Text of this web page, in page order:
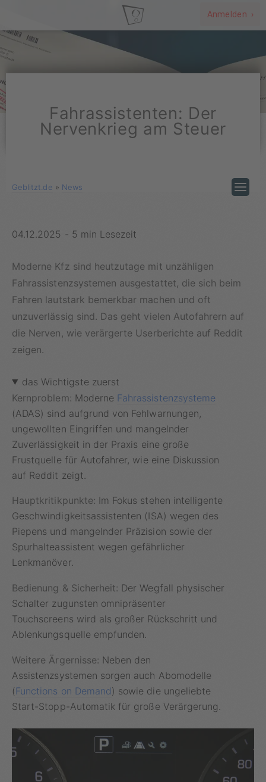
Anmelden ›
Fahrassistenten: Der
Nervenkrieg am Steuer
Geblitzt.de » News
04.12.2025 - 5 min Lesezeit
Moderne Kfz sind heutzutage mit unzähligen
Fahrassistenzsystemen ausgestattet, die sich beim
Fahren lautstark bemerkbar machen und oft
unzuverlässig sind. Das geht vielen Autofahrern auf
die Nerven, wie verärgerte Userberichte auf Reddit
zeigen.
das Wichtigste zuerst
Kernproblem: Moderne Fahrassistenzsysteme
(ADAS) sind aufgrund von Fehlwarnungen,
ungewollten Eingriffen und mangelnder
Zuverlässigkeit in der Praxis eine große
Frustquelle für Autofahrer, wie eine Diskussion
auf Reddit zeigt.
Hauptkritikpunkte: Im Fokus stehen intelligente
Geschwindigkeitsassistenten (ISA) wegen des
Piepens und mangelnder Präzision sowie der
Spurhalteassistent wegen gefährlicher
Lenkmanöver.
Bedienung & Sicherheit: Der Wegfall physischer
Schalter zugunsten omnipräsenter
Touchscreens wird als großer Rückschritt und
Ablenkungsquelle empfunden.
Weitere Ärgernisse: Neben den
Assistenzsystemen sorgen auch Abomodelle
(Functions on Demand) sowie die ungeliebte
Start-Stopp-Automatik für große Verärgerung.